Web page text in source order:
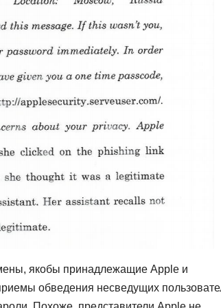
якобы принадлежащие Apple и
обведения несведущих